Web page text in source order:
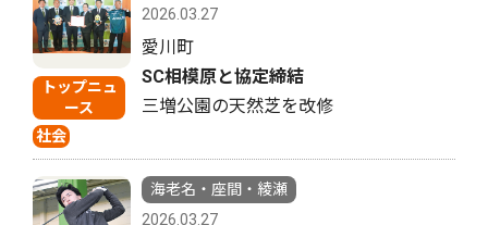
トップニュ
ース
社会
2026.03.27
愛川町
SC相模原と協定締結
三増公園の天然芝を改修
海老名・座間・綾瀬
2026.03.27